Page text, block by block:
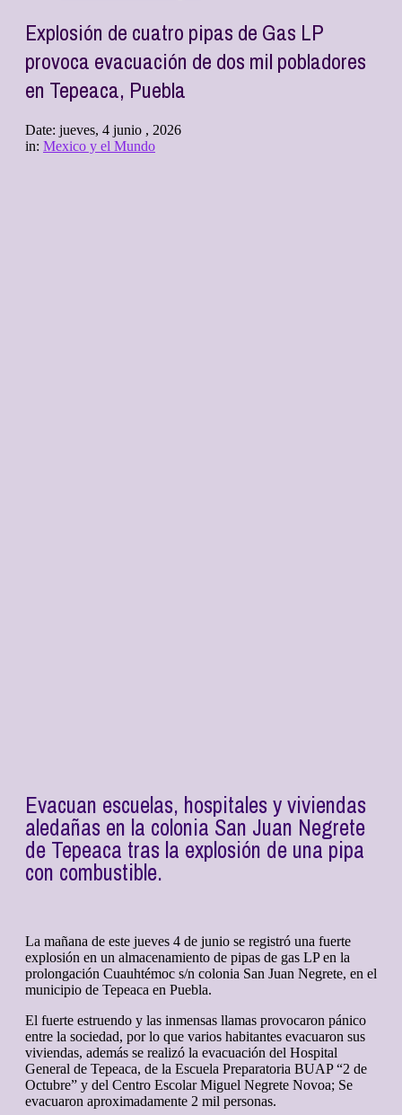
Explosión de cuatro pipas de Gas LP
provoca evacuación de dos mil pobladores
en Tepeaca, Puebla
Date: jueves, 4 junio , 2026
in: Mexico y el Mundo
Evacuan escuelas, hospitales y viviendas
aledañas en la colonia San Juan Negrete
de Tepeaca tras la explosión de una pipa
con combustible.
La mañana de este jueves 4 de junio se registró una fuerte
explosión en un almacenamiento de pipas de gas LP en la
prolongación Cuauhtémoc s/n colonia San Juan Negrete, en el
municipio de Tepeaca en Puebla.
El fuerte estruendo y las inmensas llamas provocaron pánico
entre la sociedad, por lo que varios habitantes evacuaron sus
viviendas, además se realizó la evacuación del Hospital
General de Tepeaca, de la Escuela Preparatoria BUAP “2 de
Octubre” y del Centro Escolar Miguel Negrete Novoa; Se
evacuaron aproximadamente 2 mil personas.